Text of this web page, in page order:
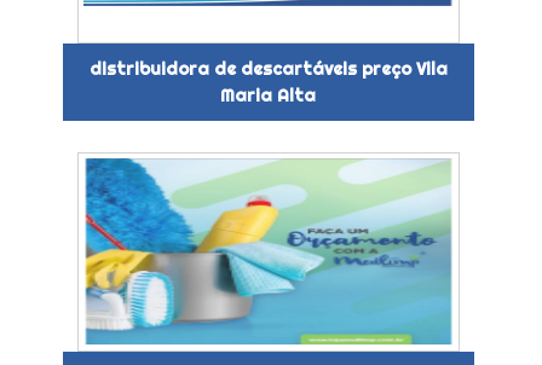
distribuidora de descartáveis preço Vila
Maria Alta